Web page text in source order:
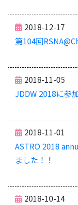
2018-12-17
第104回
2018-11-05
JDDW 2018に参
2018-11-01
ASTRO 2018
ました！！
2018-10-14